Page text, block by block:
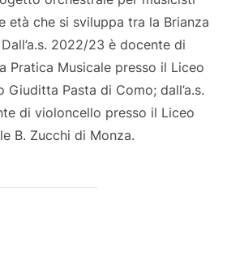
età che si sviluppa tra la Brianza
2022/23 è docente di
Pratica Musicale presso il Liceo
Giuditta Pasta di Como; dall’a.s.
di violoncello presso il Liceo
B. Zucchi di Monza.